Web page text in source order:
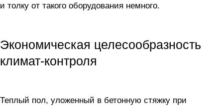
и толку от такого оборудования немного.
Экономическая целесообразность
климат-контроля
Теплый пол, уложенный в бетонную стяжку при